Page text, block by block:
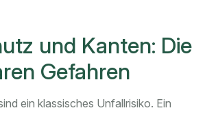
und Kanten: Die
Gefahren
ein klassisches Unfallrisiko. Ein